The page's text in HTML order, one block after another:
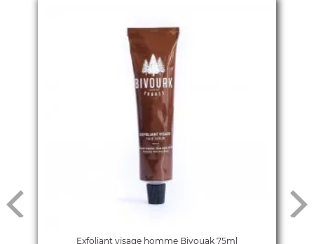
Exfoliant visage homme Bivouak 75ml